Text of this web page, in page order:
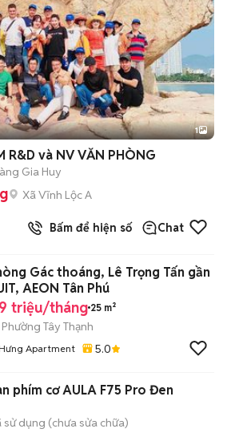
1
R&D và NV VĂN PHÒNG
Gia Huy
Xã Vĩnh Lộc A
Bấm để hiện số Chat
Gác thoáng, Lê Trọng Tấn gần
AEON Tân Phú
triệu/tháng 25 m²
Phường Tây Thạnh
Apartment 5.0
phím cơ AULA F75 Pro Đen
sử dụng (chưa sửa chữa)